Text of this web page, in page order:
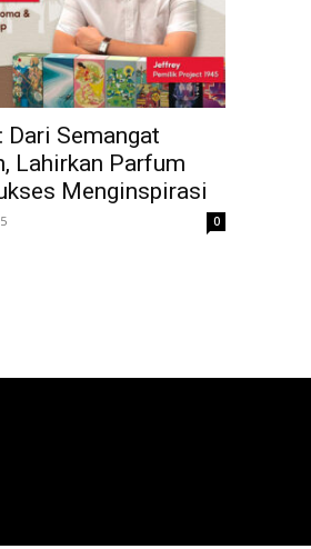
Semangat
Lahirkan Parfum
Menginspirasi
0